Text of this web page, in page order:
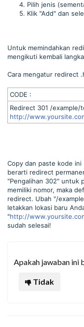
Pilih jenis
Klik "Add" dan
Untuk memindahkan
mengikuti kembali
Cara mengatur redirect
CODE :
Redirect 301 /example/
http://
Copy dan paste kode
berarti redirect
"Pengalihan 302" untuk
memiliki nomor, maka
redirect. Ubah "/
letakkan lokasi baru
"http://
sudah selesai!
Apakah jawaban ini
Tidak